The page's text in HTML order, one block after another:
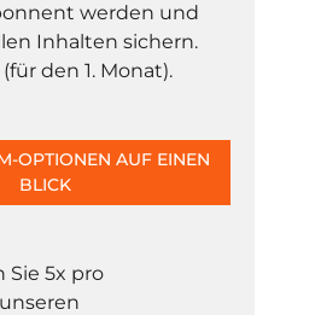
werden und
Inhalten sichern.
den 1. Monat).
OPTIONEN AUF EINEN
BLICK
Sie 5x pro